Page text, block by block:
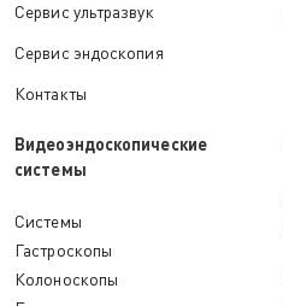
Сервис ультразвук
Сервис эндоскопия
Контакты
Видеоэндоскопические
системы
Системы
Гастроскопы
Колоноскопы